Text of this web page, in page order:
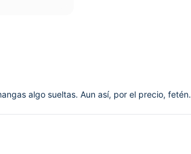
algo sueltas. Aun así, por el precio, fetén.